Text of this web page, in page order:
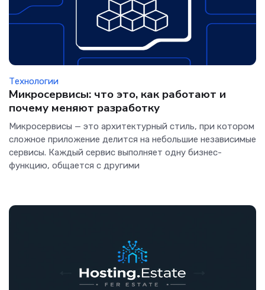
Технологии
Микросервисы: что это, как работают и
почему меняют разработку
Микросервисы — это архитектурный стиль, при котором
сложное приложение делится на небольшие независимые
сервисы. Каждый сервис выполняет одну бизнес-
функцию, общается с другими